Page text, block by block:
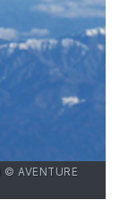
© AVENTURE